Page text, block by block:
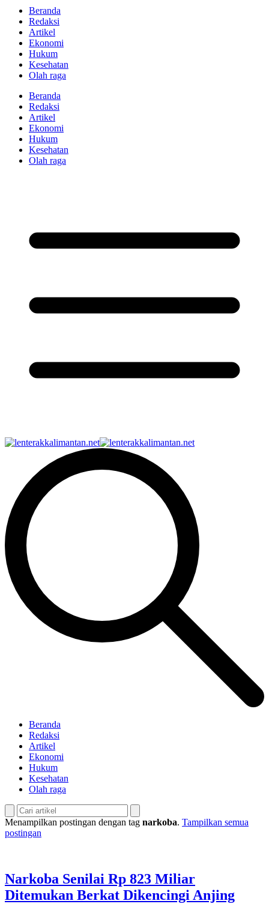
Beranda
Redaksi
Artikel
Ekonomi
Hukum
Kesehatan
Olah raga
Beranda
Redaksi
Artikel
Ekonomi
Hukum
Kesehatan
Olah raga
Beranda
Redaksi
Artikel
Ekonomi
Hukum
Kesehatan
Olah raga
Menampilkan postingan dengan tag narkoba. Tampilkan semua
postingan
Narkoba Senilai Rp 823 Miliar
Ditemukan Berkat Dikencingi Anjing